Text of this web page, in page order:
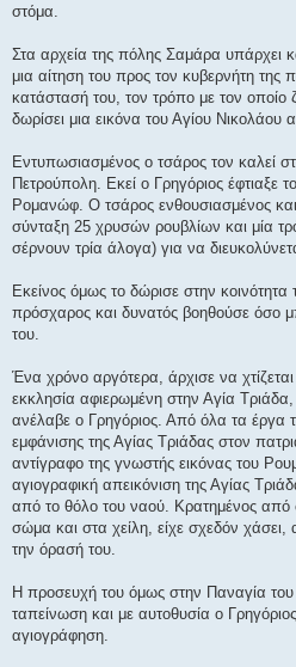
στόμα.
Στα αρχεία της πόλης Σαμάρα υπάρχει
μια αίτηση του προς τον κυβερνήτη της
κατάστασή του, τον τρόπο με τον οποίο
δωρίσει μια εικόνα του Αγίου Νικολάου
Εντυπωσιασμένος ο τσάρος τον καλεί
Πετρούπολη. Εκεί ο Γρηγόριος έφτιαξε
Ρομανώφ. Ο τσάρος ενθουσιασμένος
σύνταξη 25 χρυσών ρουβλίων και μία
σέρνουν τρία άλογα) για να
Εκείνος όμως το δώρισε στην
πρόσχαρος και δυνατός βοηθούσε όσο
του.
Ένα χρόνο αργότερα, άρχισε να
εκκλησία αφιερωμένη στην Αγία
ανέλαβε ο Γρηγόριος. Από όλα τα έργα
εμφάνισης της Αγίας Τριάδας στον
αντίγραφο της γνωστής εικόνας του
αγιογραφική απεικόνιση της Αγίας
από το θόλο του ναού. Κρατημένος από
σώμα και στα χείλη, είχε σχεδόν
την όρασή του.
Η προσευχή του όμως στην Παναγία του
ταπείνωση και με αυτοθυσία ο
αγιογράφηση.